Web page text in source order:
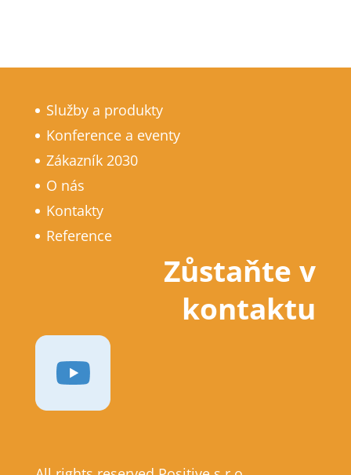
Služby a produkty
Konference a eventy
Zákazník 2030
O nás
Kontakty
Reference
Zůstaňte v
kontaktu